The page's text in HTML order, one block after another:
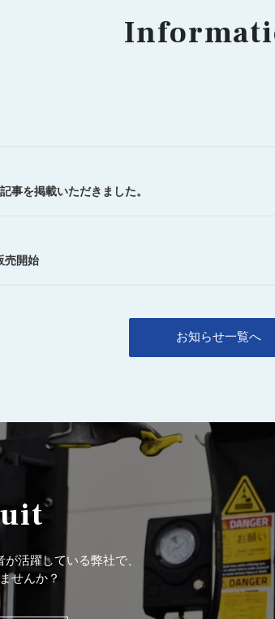
事を掲載いただきました。
売開始
お知らせ一覧へ
活躍している弊社で、
せんか？